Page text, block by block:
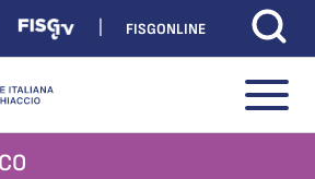
FISGONLINE